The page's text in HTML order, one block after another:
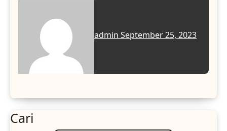
admin September 25, 2023
Cari